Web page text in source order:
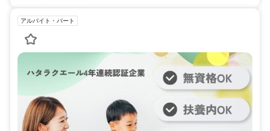
アルバイト・パート